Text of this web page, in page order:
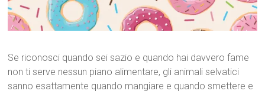
Se riconosci quando sei sazio e quando hai davvero fame
non ti serve nessun piano alimentare, gli animali selvatici
sanno esattamente quando mangiare e quando smettere e